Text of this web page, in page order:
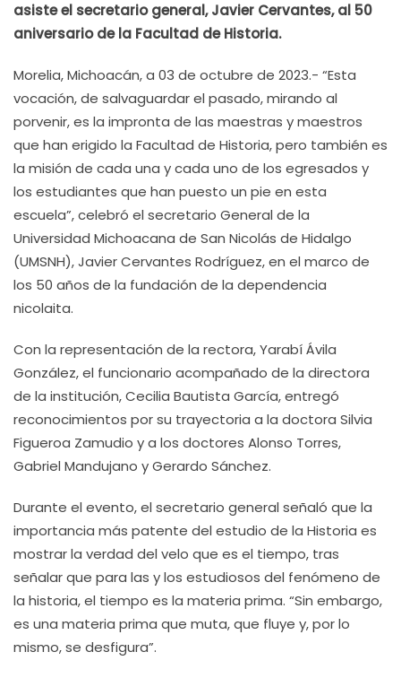
asiste el secretario general, Javier Cervantes, al 50
aniversario de la Facultad de Historia.
Morelia, Michoacán, a 03 de octubre de 2023.- “Esta
vocación, de salvaguardar el pasado, mirando al
porvenir, es la impronta de las maestras y maestros
que han erigido la Facultad de Historia, pero también es
la misión de cada una y cada uno de los egresados y
los estudiantes que han puesto un pie en esta
escuela”, celebró el secretario General de la
Universidad Michoacana de San Nicolás de Hidalgo
(UMSNH), Javier Cervantes Rodríguez, en el marco de
los 50 años de la fundación de la dependencia
nicolaita.
Con la representación de la rectora, Yarabí Ávila
González, el funcionario acompañado de la directora
de la institución, Cecilia Bautista García, entregó
reconocimientos por su trayectoria a la doctora Silvia
Figueroa Zamudio y a los doctores Alonso Torres,
Gabriel Mandujano y Gerardo Sánchez.
Durante el evento, el secretario general señaló que la
importancia más patente del estudio de la Historia es
mostrar la verdad del velo que es el tiempo, tras
señalar que para las y los estudiosos del fenómeno de
la historia, el tiempo es la materia prima. “Sin embargo,
es una materia prima que muta, que fluye y, por lo
mismo, se desfigura”.